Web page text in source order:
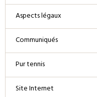
Aspects légaux
Communiqués
Pur tennis
Site Internet